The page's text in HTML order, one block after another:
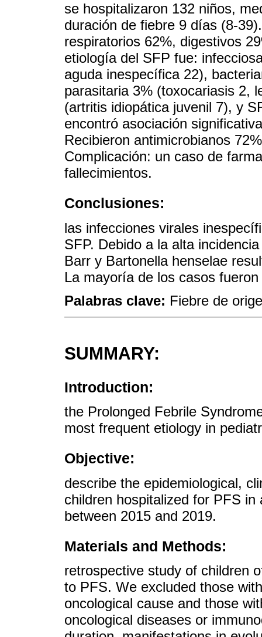
se hospitalizaron 132 niños,
duración de fiebre 9 días (8-
respiratorios 62%, digestivos
etiología del SFP fue:
aguda inespecífica 22),
parasitaria 3% (toxocariasis 2,
(artritis idiopática juvenil 7), y
encontró asociación
Recibieron antimicrobianos
Complicación: un caso de
fallecimientos.
Conclusiones:
las infecciones virales
SFP. Debido a la alta
Barr y Bartonella henselae
La mayoría de los casos
Palabras clave: Fiebre de
SUMMARY:
Introduction:
the Prolonged Febrile
most frequent etiology in
Objective:
describe the epidemiological,
children hospitalized for PFS
between 2015 and 2019.
Materials and Methods:
retrospective study of children
to PFS. We excluded those
oncological cause and those
oncological diseases or